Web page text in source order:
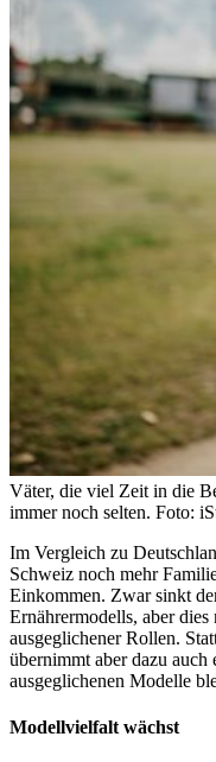
Väter, die viel Zeit in die
immer noch selten. Foto:
Im Vergleich zu
Schweiz noch mehr
Einkommen. Zwar sinkt
Ernährermodells, aber
ausgeglichener Rollen.
übernimmt aber dazu
ausgeglichenen Modelle
Modellvielfalt wächst